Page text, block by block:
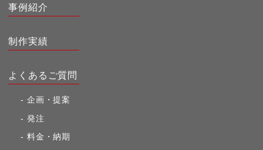
事例紹介
制作実績
よくあるご質問
企画・提案
発注
料金・納期